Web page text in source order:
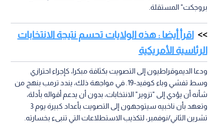
بروجكت" المستقلة.
اقرأ أيضا : هذه الولايات تحسم نتيجة الانتخابات
الرئاسية الأمريكية
ودعا الديموقراطيون إلى التصويت بكثافة مبكرا، كإجراء احترازي
وسط تفشي وباء كوفيد-19. في مواجهة ذلك، يندد ترمب بنهج من
شأنه أن يؤدي إلى "تزوير" الانتخابات، بدون أن يدعم أقواله بأدلة،
وتعهد بأن ناخبيه سيتوجهون إلى التصويت بأعداد كبيرة يوم 3
تشرين الثاني/نوفمبر، لتكذيب الاستطلاعات التي تنبىء بخسارته.